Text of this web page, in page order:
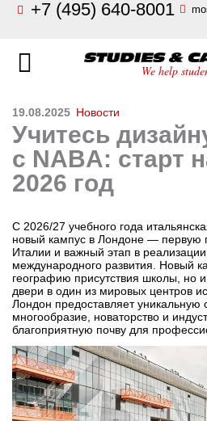
+7 (495) 640-8001
We help
Бизнес, менеджмент, финансы
Искусство, мода, дизайн
Архитектура и инжиниринг
Языковые школы
Гостиничный бизнес, туризм
Кулинарное искусство
Бординговые школы
Другие направления
19.08.2025 Новости
Учитесь
с NABA: старт
2026 год
С 2026/27 учебного года
новый кампус в Лондоне — первую
Италии и важный этап в реализации
международного развития. Новый
географию присутствия школы, но
двери в один из мировых центров
Лондон предоставляет уникальную
многообразие, новаторство и
благоприятную почву для
Главная
Направления
О нас
Новости
Отзывы
Контакты